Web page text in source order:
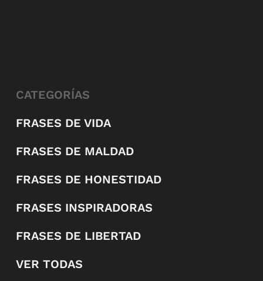
CATEGORÍAS
FRASES DE VIDA
FRASES DE MALDAD
FRASES DE HONESTIDAD
FRASES INSPIRADORAS
FRASES DE LIBERTAD
VER TODAS